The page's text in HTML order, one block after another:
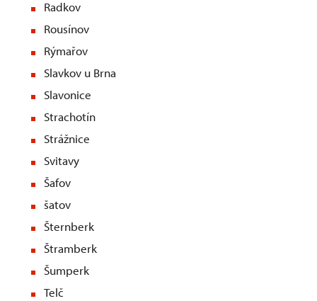
Radkov
Rousínov
Rýmařov
Slavkov u Brna
Slavonice
Strachotín
Strážnice
Svitavy
Šafov
šatov
Šternberk
Štramberk
Šumperk
Telč